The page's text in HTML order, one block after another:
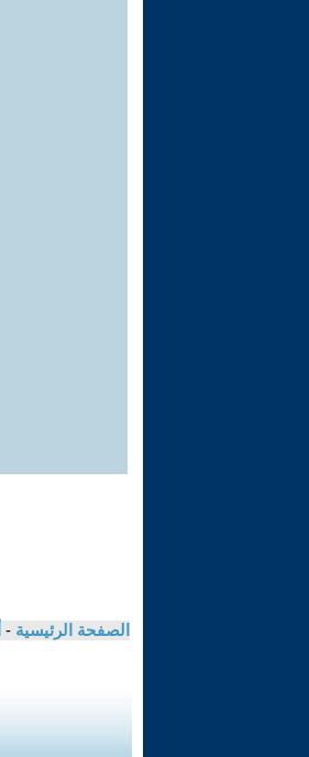
الصفحة الرئيسية -